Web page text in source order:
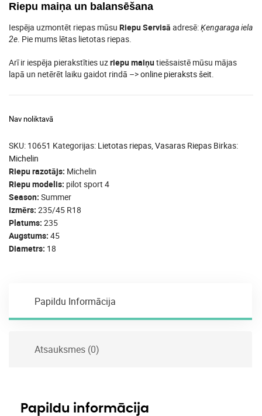
Riepu maiņa un balansēšana
Iespēja uzmontēt riepas mūsu Riepu Servisā adresē:Ķengaraga iela
2e. Pie mums lētas lietotas riepas.
Arī ir iespēja pierakstīties uzriepu maiņutiešsaistē mūsu mājas
lapā un netērēt laiku gaidot rindā –>online pieraksts šeit.
Nav noliktavā
SKU: 10651 Kategorijas: Lietotas riepas, Vasaras Riepas Birkas:
Michelin
Riepu razotājs Michelin
Riepu modelis pilot sport 4
Season Summer
Izmērs 235/45 R18
Platums 235
Augstums 45
Diametrs 18
Papildu Informācija
Atsauksmes (0)
Papildu informācija